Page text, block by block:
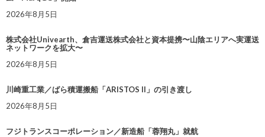
2026年8月5日
株式会社Univearth、倉吉運送株式会社と資本提携〜山陰エリアへ実運送
ネットワークを拡大〜
2026年8月5日
川崎重工業／ばら積運搬船「ARISTOS II」の引き渡し
2026年8月5日
フジトランスコーポレーション／新造船「蓉翔丸」就航